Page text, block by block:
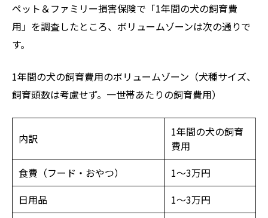
ペット＆ファミリー損害保険で「1年間の犬の飼育費
用」を調査したところ、ボリュームゾーンは次の通りで
す。
1年間の犬の飼育費用のボリュームゾーン（犬種サイズ、
飼育頭数は考慮せず。一世帯あたりの飼育費用）
内訳
1年間の犬の飼育
費用
食費（フード・おやつ）
1～3万円
日用品
1～3万円